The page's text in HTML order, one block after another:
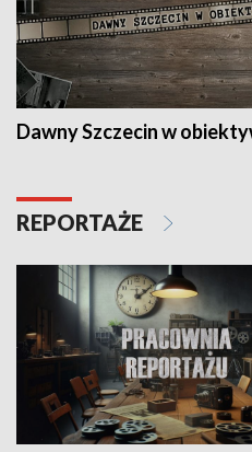
Dawny Szczecin w
REPORTAŻE